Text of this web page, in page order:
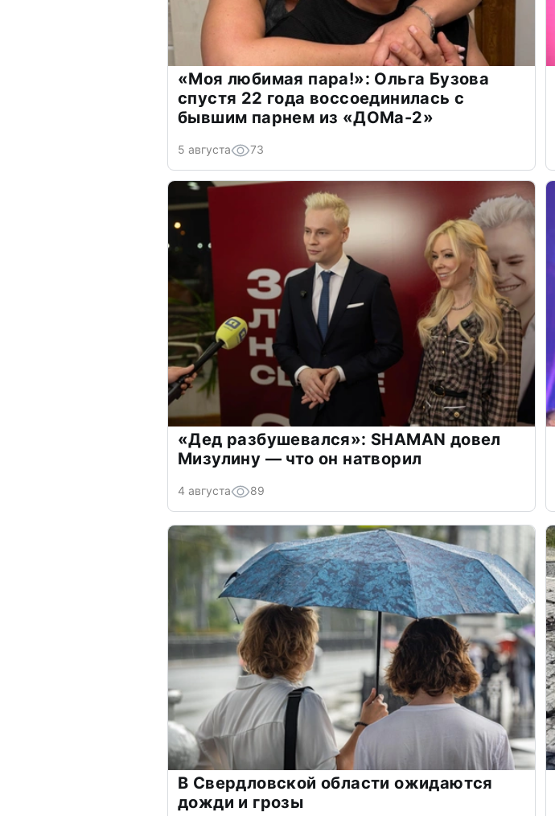
«Моя любимая пара!»: Ольга Бузова
спустя 22 года воссоединилась с
бывшим парнем из «ДОМа-2»
5 августа 73
«Дед разбушевался»: SHAMAN довел
Мизулину — что он натворил
4 августа 89
В Свердловской области ожидаются
дожди и грозы